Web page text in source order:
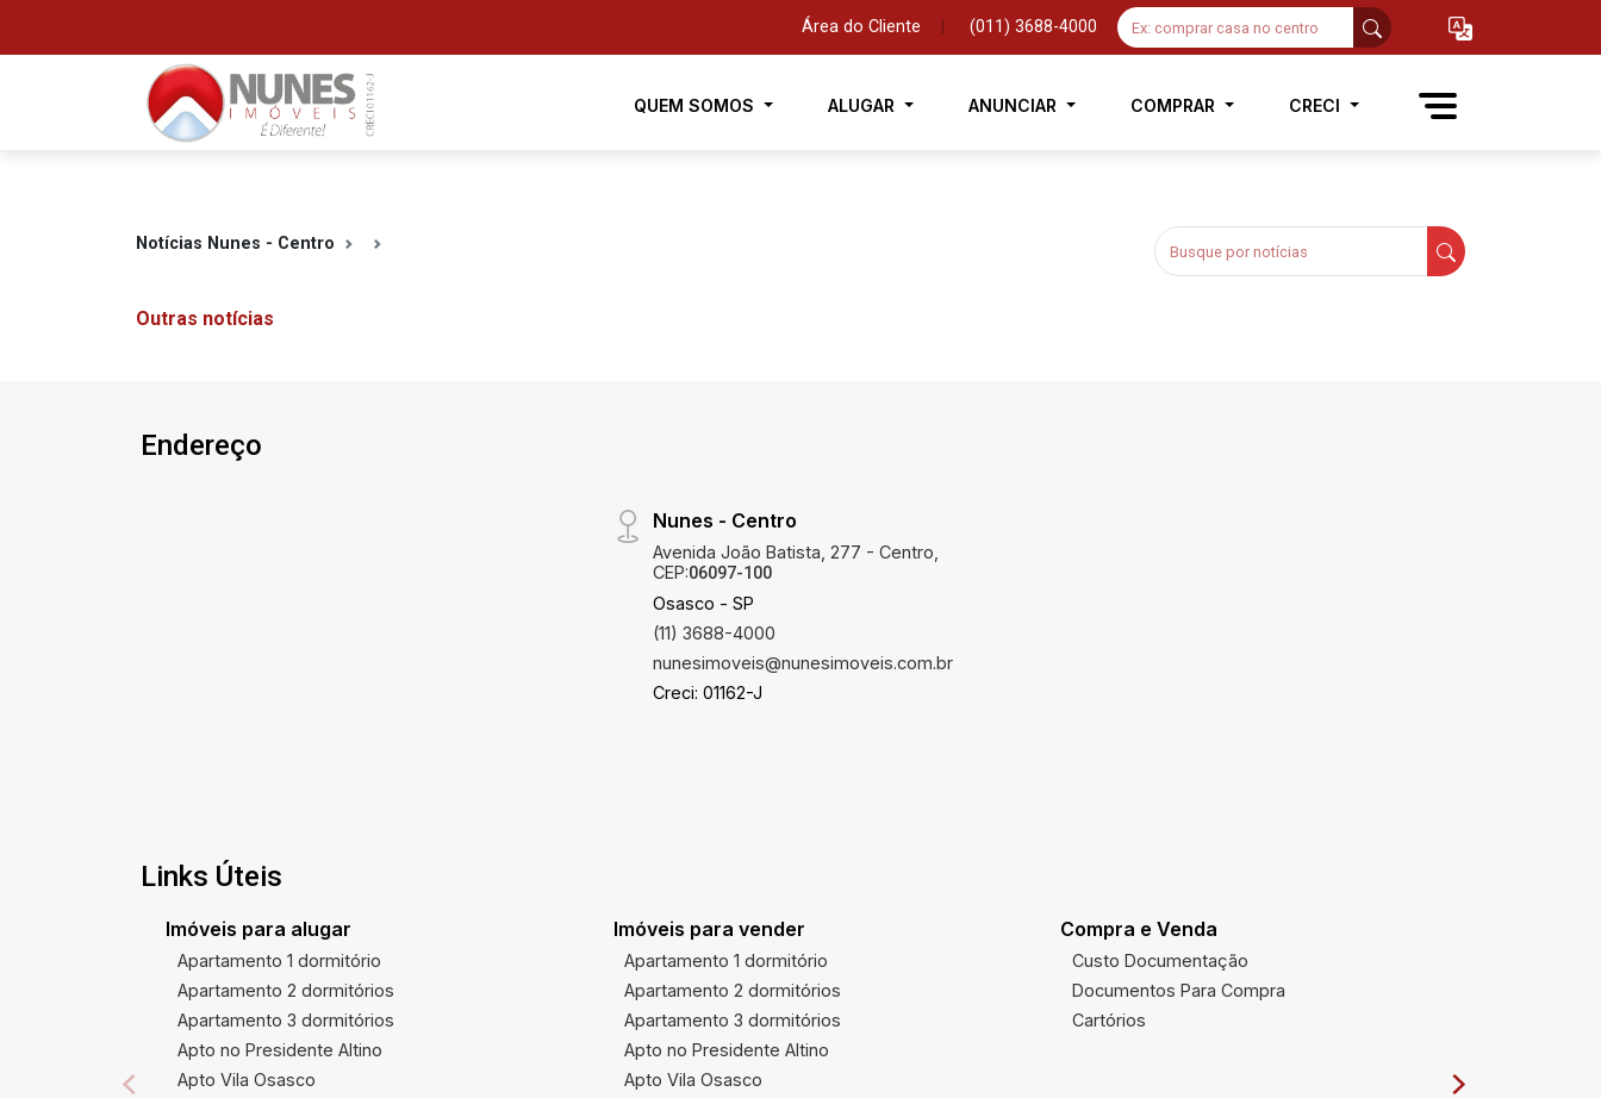
Área do Cliente (011) 3688-4000
QUEM SOMOS ALUGAR ANUNCIAR COMPRAR CRECI
Notícias Nunes - Centro
Outras notícias
Endereço
Nunes - Centro
Avenida João Batista, 277 - Centro,
CEP:06097-100
Osasco - SP
(11) 3688-4000
nunesimoveis@nunesimoveis.com.br
Creci: 01162-J
Links Úteis
Imóveis para alugar
Apartamento 1 dormitório
Apartamento 2 dormitórios
Apartamento 3 dormitórios
Apto no Presidente Altino
Apto Vila Osasco
Imóveis para vender
Apartamento 1 dormitório
Apartamento 2 dormitórios
Apartamento 3 dormitórios
Apto no Presidente Altino
Apto Vila Osasco
Compra e Venda
Custo Documentação
Documentos Para Compra
Cartórios